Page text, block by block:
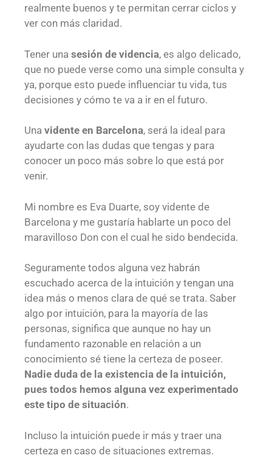
realmente buenos y te permitan cerrar ciclos y
ver con más claridad.
Tener una sesión de videncia, es algo delicado,
que no puede verse como una simple consulta y
ya, porque esto puede influenciar tu vida, tus
decisiones y cómo te va a ir en el futuro.
Una vidente en Barcelona, será la ideal para
ayudarte con las dudas que tengas y para
conocer un poco más sobre lo que está por
venir.
Mi nombre es Eva Duarte, soy vidente de
Barcelona y me gustaría hablarte un poco del
maravilloso Don con el cual he sido bendecida.
Seguramente todos alguna vez habrán
escuchado acerca de la intuición y tengan una
idea más o menos clara de qué se trata. Saber
algo por intuición, para la mayoría de las
personas, significa que aunque no hay un
fundamento razonable en relación a un
conocimiento sé tiene la certeza de poseer.
Nadie duda de la existencia de la intuición,
pues todos hemos alguna vez experimentado
este tipo de situación.
Incluso la intuición puede ir más y traer una
certeza en caso de situaciones extremas.